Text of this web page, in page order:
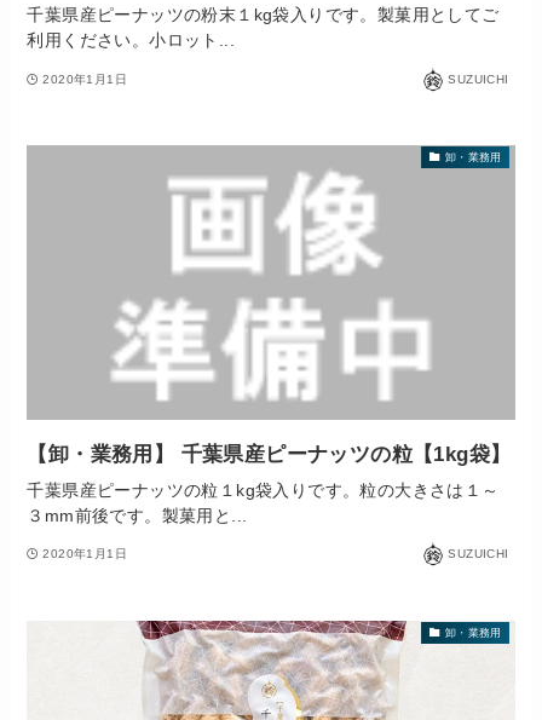
千葉県産ピーナッツの粉末１kg袋入りです。製菓用としてご
利用ください。小ロット...
2020年1月1日 SUZUICHI
卸・業務用
【卸・業務用】 千葉県産ピーナッツの粒【1kg袋】
千葉県産ピーナッツの粒１kg袋入りです。粒の大きさは１～
３mm前後です。製菓用と...
2020年1月1日 SUZUICHI
卸・業務用